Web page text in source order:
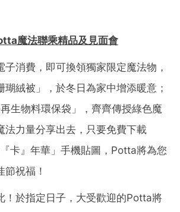
魔法聯乘精品及 見面會
子消費，即可換領獨家限定魔法物，
瑚絨被」，於冬日為家中增添暖意；
生物料環保袋」，齊齊傳授綠色魔
法力量分享出去，只要免費下載
卡』年華」手機貼圖，Potta將為您
節祝福！
！於指定日子，大受歡迎的Potta將